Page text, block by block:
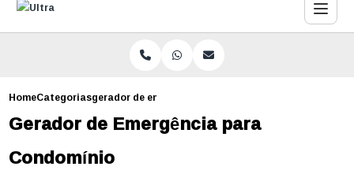
HomeCategoriasgerador de emergencia para condominio
Gerador de Emergência para
Condomínio